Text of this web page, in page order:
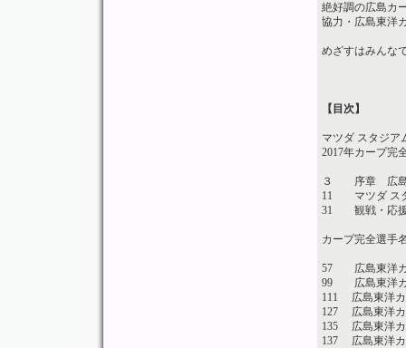
絶好調の広島カ
協力・広島東洋
めざすはみんな
【目次】
マツダ スタジア
2017年カープ完
３ 序章 広島
11 マツダ スタ
31 観戦・応援
カープ完全選手
57 広島東洋
99 広島東洋
111 広島東洋
127 広島東洋
135 広島東洋
137 広島東洋